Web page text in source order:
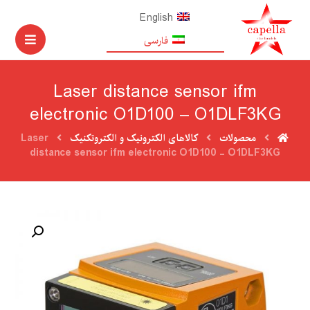
English
فارسی
Laser distance sensor ifm
electronic O1D100 – O1DLF3KG
محصولات کالاهای الکترونیک و الکتروتکنیک
Laser
distance sensor ifm electronic O1D100 - O1DLF3KG